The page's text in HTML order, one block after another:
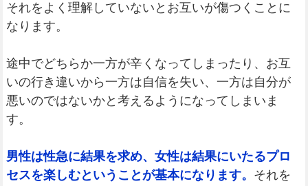
それをよく理解していないとお互いが傷つくことに
なります。
途中でどちらか一方が辛くなってしまったり、お互
いの行き違いから一方は自信を失い、一方は自分が
悪いのではないかと考えるようになってしまいま
す。
男性は性急に結果を求め、女性は結果にいたるプロ
セスを楽しむということが基本になります。 それを